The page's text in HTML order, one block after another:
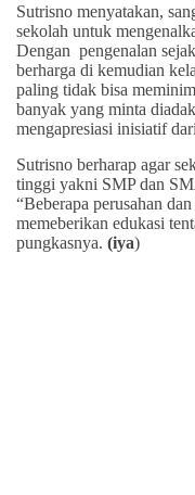
Sutrisno menyatakan,
sekolah untuk
Dengan pengenalan
berharga di kemudian
paling tidak bisa
banyak yang minta
mengapresiasi inisiatif
Sutrisno berharap agar
tinggi yakni SMP dan
“Beberapa perusahan
memeberikan edukasi
pungkasnya. (iya)